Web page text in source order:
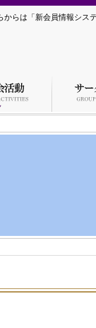
からは「新会員情報シス